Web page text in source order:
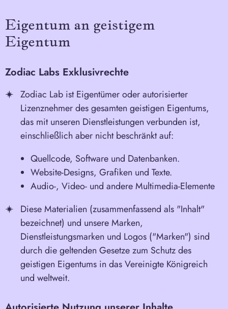
Eigentum an geistigem
Eigentum
Zodiac Labs Exklusivrechte
Zodiac Lab ist Eigentümer oder autorisierter
Lizenznehmer des gesamten geistigen Eigentums,
das mit unseren Dienstleistungen verbunden ist,
einschließlich aber nicht beschränkt auf:
Quellcode, Software und Datenbanken.
Website-Designs, Grafiken und Texte.
Audio-, Video- und andere Multimedia-Elemente
Diese Materialien (zusammenfassend als "Inhalt"
bezeichnet) und unsere Marken,
Dienstleistungsmarken und Logos ("Marken") sind
durch die geltenden Gesetze zum Schutz des
geistigen Eigentums in das Vereinigte Königreich
und weltweit.